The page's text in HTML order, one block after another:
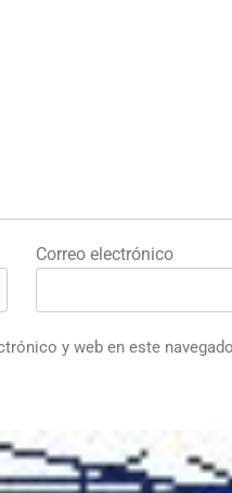
Correo electrónico
y web en este